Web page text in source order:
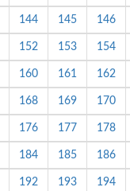
144 145 146
152 153 154
160 161 162
168 169 170
176 177 178
184 185 186
192 193 194